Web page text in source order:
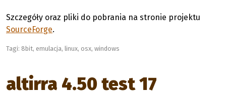
Szczegóły oraz pliki do pobrania na stronie projektu
SourceForge.
Tagi: 8bit, emulacja, linux, osx, windows
altirra 4.50 test 17